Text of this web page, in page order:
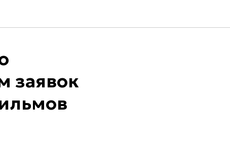
заявок